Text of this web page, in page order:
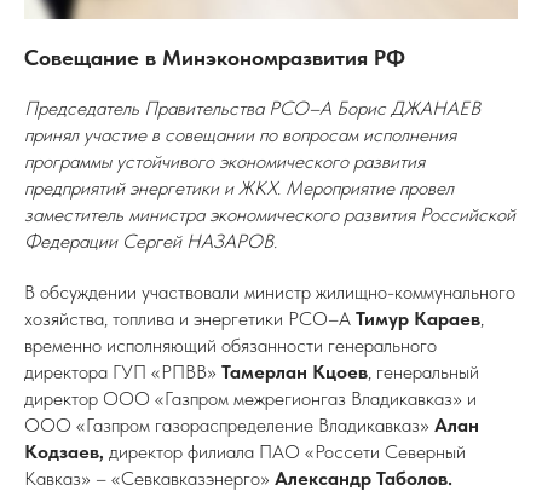
Совещание в Минэкономразвития РФ
Председатель Правительства РСО–А Борис ДЖАНАЕВ
принял участие в совещании по вопросам исполнения
программы устойчивого экономического развития
предприятий энергетики и ЖКХ. Мероприятие провел
заместитель министра экономического развития Российской
Федерации Сергей НАЗАРОВ.
В обсуждении участвовали министр жилищно-коммунального
хозяйства, топлива и энергетики РСО–А Тимур Караев,
временно исполняющий обязанности генерального
директора ГУП «РПВВ» Тамерлан Кцоев, генеральный
директор ООО «Газпром межрегионгаз Владикавказ» и
ООО «Газпром газораспределение Владикавказ» Алан
Кодзаев, директор филиала ПАО «Россети Северный
Кавказ» – «Севкавказэнерго» Александр Таболов.